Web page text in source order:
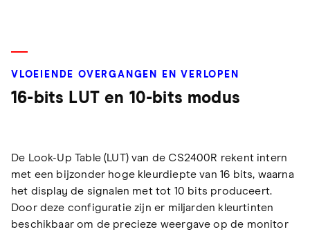
VLOEIENDE OVERGANGEN EN VERLOPEN
16-bits LUT en 10-bits modus
De Look-Up Table (LUT) van de CS2400R rekent intern
met een bijzonder hoge kleurdiepte van 16 bits, waarna
het display de signalen met tot 10 bits produceert.
Door deze configuratie zijn er miljarden kleurtinten
beschikbaar om de precieze weergave op de monitor